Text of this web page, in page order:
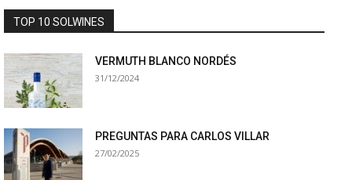
TOP 10 SOLWINES
VERMUTH BLANCO NORDÉS
31/12/2024
PREGUNTAS PARA CARLOS VILLAR
27/02/2025